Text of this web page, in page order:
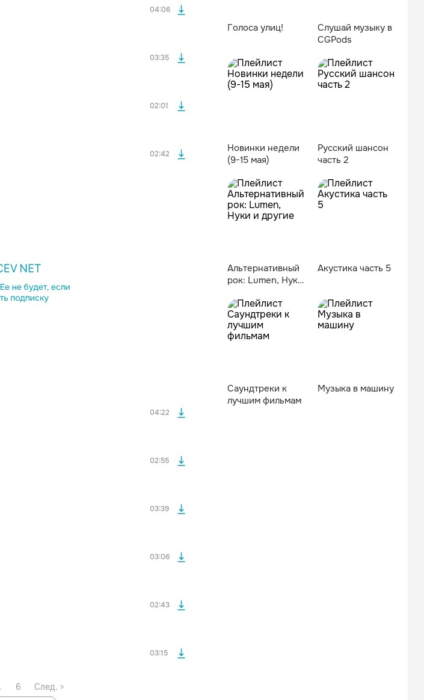
04:06
03:35
02:01
02:42
04:22
02:55
03:39
03:06
02:43
03:15
6
След. >
Голоса улиц!
Слушай музыку в
CGPods
Новинки недели
(9-15 мая)
Русский шансон
часть 2
Альтернативный
рок: Lumen, Нуки
Акустика часть 5
Саундтреки к
лучшим фильмам
Музыка в машину